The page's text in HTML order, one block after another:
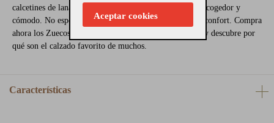
calcetines de lana gruesa en invierno para un look más acogedor y
cómodo. No esperes más para experimentar el máximo confort. Compra
ahora los Zuecos Hombre Birkenstock Boston en taupe y descubre por
qué son el calzado favorito de muchos.
Características
Aceptar cookies